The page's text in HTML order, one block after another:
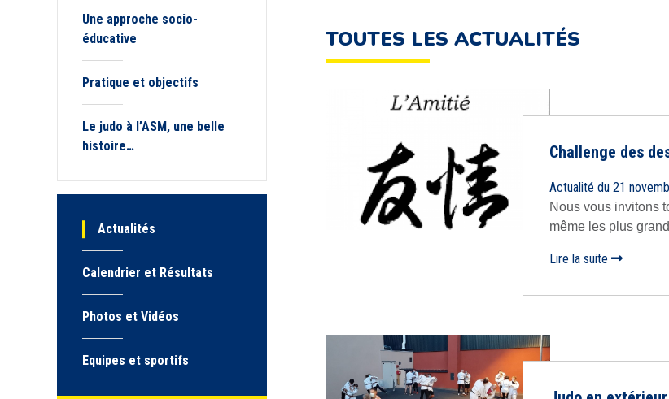
Une approche socio-
éducative
Pratique et objectifs
Le judo à l’ASM, une belle
histoire…
Actualités
Calendrier et Résultats
Photos et Vidéos
Equipes et sportifs
TOUTES LES ACTUALITÉS
Challenge des
Actualité du 21
Nous vous invitons
même les plus
Lire la suite